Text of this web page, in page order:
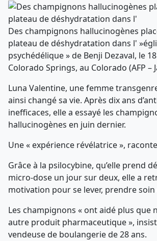
Des champignons hallucinogènes
plateau de déshydratation dans l'
psychédélique » de Benji Dezaval, le
Colorado Springs, au Colorado (AFP –
Luna Valentine, une femme
ainsi changé sa vie. Après dix ans
inefficaces, elle a essayé les
hallucinogènes en juin dernier.
Une « expérience révélatrice »,
Grâce à la psilocybine, qu’elle prend
micro-dose un jour sur deux, elle a
motivation pour se lever, prendre soin
Les champignons « ont aidé plus que
autre produit pharmaceutique »,
vendeuse de boulangerie de 28 ans.